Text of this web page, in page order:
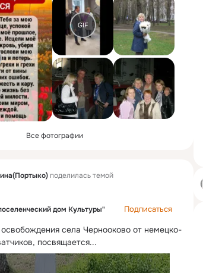
GIF
Все фотографии
поделилась темой
дом Культуры" Подписаться
села Чернооково от немецко-
посвящается...